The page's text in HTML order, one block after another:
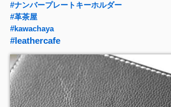
#ナンバープレートキーホルダー
#革茶屋
#kawachaya
#leathercafe